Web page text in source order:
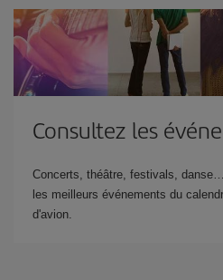
Consultez les
Concerts, théâtre, festivals,
les meilleurs événements du
d'avion.